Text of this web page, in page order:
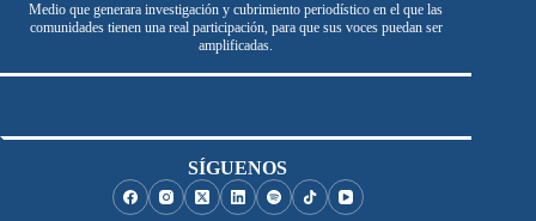
Medio que generara investigación y cubrimiento periodístico en el que las
comunidades tienen una real participación, para que sus voces puedan ser
amplificadas.
SÍGUENOS